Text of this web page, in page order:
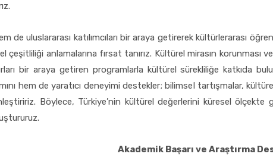
de uluslararası katılımcıları bir araya getirerek kültürlerarası
çeşitliliği anlamalarına fırsat tanırız. Kültürel mirasın korunması
bir araya getiren programlarla kültürel sürekliliğe katkıda
hem de yaratıcı deneyimi destekler; bilimsel tartışmalar,
Böylece, Türkiye’nin kültürel değerlerini küresel ölçekte
Akademik Başarı ve Araştırma